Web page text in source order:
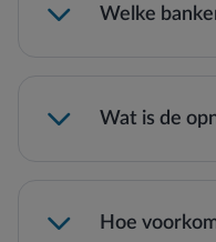
Welke
Wat is de
Hoe